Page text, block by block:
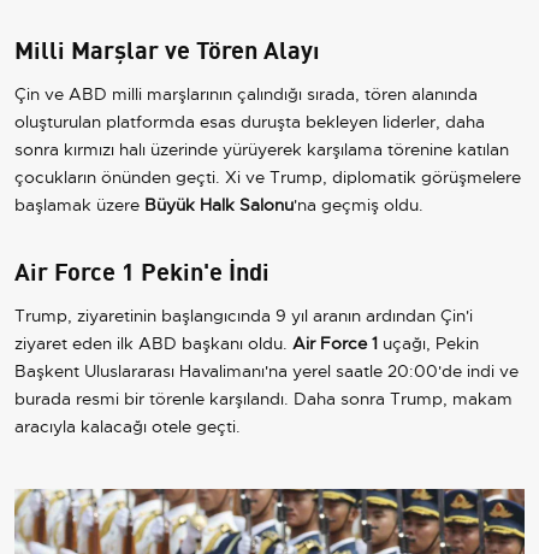
Milli Marşlar ve Tören Alayı
Çin ve ABD milli marşlarının çalındığı sırada, tören alanında
oluşturulan platformda esas duruşta bekleyen liderler, daha
sonra kırmızı halı üzerinde yürüyerek karşılama törenine katılan
çocukların önünden geçti. Xi ve Trump, diplomatik görüşmelere
başlamak üzere Büyük Halk Salonu'na geçmiş oldu.
Air Force 1 Pekin'e İndi
Trump, ziyaretinin başlangıcında 9 yıl aranın ardından Çin'i
ziyaret eden ilk ABD başkanı oldu. Air Force 1 uçağı, Pekin
Başkent Uluslararası Havalimanı'na yerel saatle 20:00'de indi ve
burada resmi bir törenle karşılandı. Daha sonra Trump, makam
aracıyla kalacağı otele geçti.